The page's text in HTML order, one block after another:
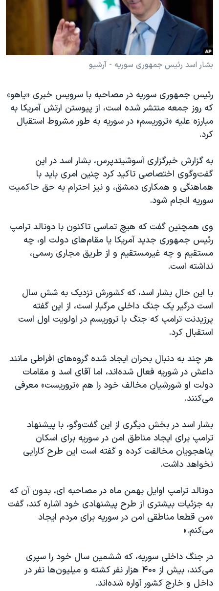
فرهنگ و زندگی
حقوق شهروندی
اقتصادی
علم و فناوری
گالری عکس
آرشیو پخش زنده
انتخابات ریاست جمهوری آمریکا ۲۰۲۴
حمله جمهوری اسلامی به اسرائیل
رمز مهسا
اعتراضات زن، زندگی، آزادی
مجموعه مستندهای دادخواهی
چهل سال گروگان‌گیری
قانون شفافیت دارائی کادر رهبری ایران
اعتراضات مردمی آبان ۹۸
اسرائیل در جنگ
نرگس محمدی برنده جایزه نوبل صلح
همایش محافظه‌کاران آمریکا «سی‌پک»
سفر پرزیدنت ترامپ به چین
بشار اسد رئیس جمهوری سوریه - آرشیو
رئیس جمهوری سوریه در مصاحبه با سرویس خبری «یاهو»
که روز جمعه منتشر شده است، از پیوستن ارتش آمریکا به
مبارزه علیه «تروریسم» در سوریه به طور مشروط استقبال
کرد.
به گزارش خبرگزاری آسوشیتدپرس، بشار اسد در این
گفت‌وگوی اختصاصی تاکید کرد چنین امری باید با
هماهنگی و همکاری دمشق، و نیز احترام به حق حاکمیت
سوریه انجام شود.
وی همچنین گفت که هیچ تماسی تاکنون با دونالد ترامپ
رئیس جمهوری جدید آمریکا یا مقام‌های دولت او، چه
مستقیم و چه غیرمستقیم و از طریق مجاری رسمی،
نداشته است.
با این حال بشار اسد، که کشورش نزدیک به شش سال
است درگیر یک جنگ داخلی مرگبار است، از این گفته
پرزیدنت ترامپ که جنگ با تروریسم در اولویت اول است
استقبال کرد.
هر چند به دنبال بحران ایجاد شده گروه‌های افراطی مانند
داعش در شوریه فعال شده‌اند، اما آقای اسد و مقامات
دولت او شورشیان مخالف خود را هم «تروریست» معرفی
می‌کنند.
بشار اسد در بخش دیگری از این گفت‌وگو، با پیشنهاد
ترامپ برای ایجاد مناطق امن در سوریه برای اسکان
پناهجویان مخالفت کرده و گفته است این طرح کارایی
نخواهد داشت.
دونالد ترامپ اوایل بهمن ماه در مصاحبه ای، بدون آن که
به جزئیات بیشتری از طرح پیشنهادی خود اشاره کند، گفت
«من قطعا مناطقی امن در سوریه برای مردم ایجاد
می‌کنم.»
در جنگ داخلی سوریه، که ششمین سال خود را سپری
می‌کند، بیش از ۴۰۰ هزار نفر کشته و میلیون‌ها نفر در
داخل و خارج کشور آواره شده‌اند.